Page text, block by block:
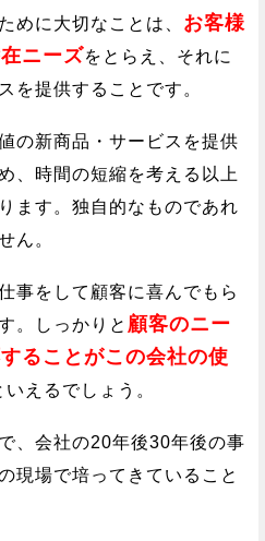
めに大切なことは、 お客様
ニーズをとらえ、それに
を提供することです。
の新商品・サービスを提供
、時間の短縮を考える以上
ます。独自的なものであれ
ん。
事をして顧客に喜んでもら
。しっかりと 顧客のニー
ることがこの会社の使
えるでしょう。
、会社の20年後30年後の事
現場で培ってきていること